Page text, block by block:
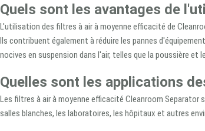
Quels sont les avantages de
L'utilisation des filtres à air à moyenne efficacité de
Ils contribuent également à réduire les pannes
nocives en suspension dans l'air, telles que la poussière et
Quelles sont les applications
Les filtres à air à moyenne efficacité Cleanroom
salles blanches, les laboratoires, les hôpitaux et autres